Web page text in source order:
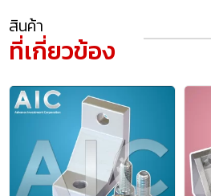
สินค้า
ที่เกี่ยวข้อง